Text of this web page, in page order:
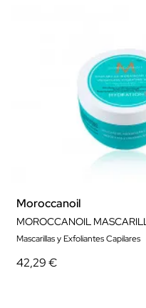
Moroccanoil
Mascarillas y Exfoliantes Capilares
42,29 €